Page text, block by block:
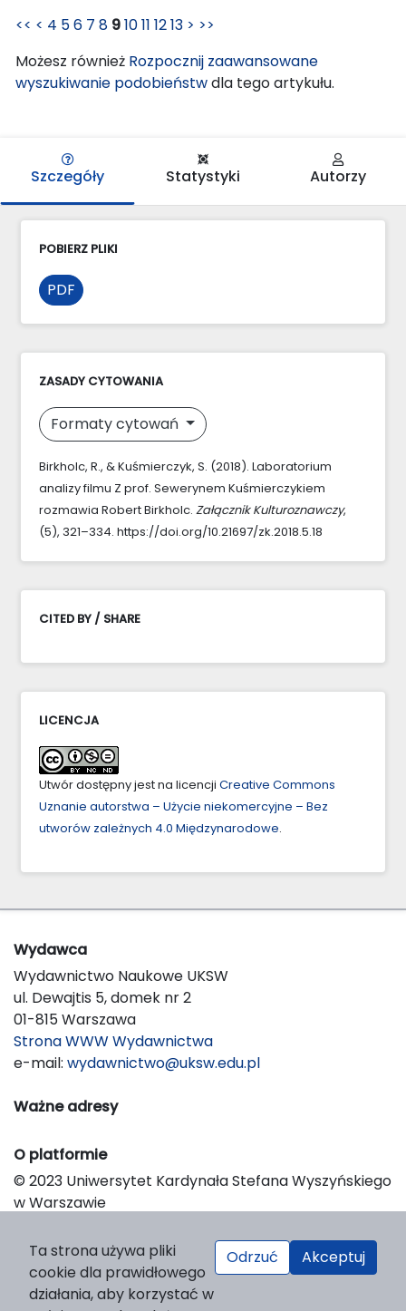
<< < 4 56 7 8 91011 1213 > >>
Możesz również Rozpocznij zaawansowane
wyszukiwanie podobieństwdla tego artykułu.
Szczegóły Statystyki Autorzy
POBIERZ PLIKI
PDF
ZASADY CYTOWANIA
Formaty cytowań
Birkholc, R., & Kuśmierczyk, S. (2018). Laboratorium
analizy filmu Z prof. Sewerynem Kuśmierczykiem
rozmawia Robert Birkholc. Załącznik Kulturoznawczy,
(5), 321–334. https://doi.org/10.21697/zk.2018.5.18
CITED BY / SHARE
LICENCJA
Utwór dostępny jest na licencji Creative Commons
Uznanie autorstwa – Użycie niekomercyjne – Bez
utworów zależnych 4.0 Międzynarodowe.
Wydawca
Wydawnictwo Naukowe UKSW
ul. Dewajtis 5, domek nr 2
01-815 Warszawa
Strona WWW Wydawnictwa
e-mail: wydawnictwo@uksw.edu.pl
Ważne adresy
O platformie
© 2023 Uniwersytet Kardynała Stefana Wyszyńskiego
w Warszawie
Platform & Workflow by OJS/PKP
Ta strona używa pliki
cookie dla prawidłowego
działania, aby korzystać w
Odrzuć Akceptuj